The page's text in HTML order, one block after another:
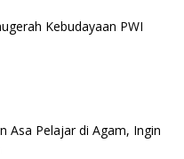
Kebudayaan PWI
Asa Pelajar di Agam, Ingin